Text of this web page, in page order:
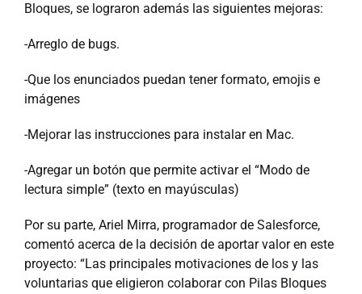
Bloques, se lograron además las siguientes mejoras:
-Arreglo de bugs.
-Que los enunciados puedan tener formato, emojis e
imágenes
-Mejorar las instrucciones para instalar en Mac.
-Agregar un botón que permite activar el “Modo de
lectura simple” (texto en mayúsculas)
Por su parte, Ariel Mirra, programador de Salesforce,
comentó acerca de la decisión de aportar valor en este
proyecto: “Las principales motivaciones de los y las
voluntarias que eligieron colaborar con Pilas Bloques